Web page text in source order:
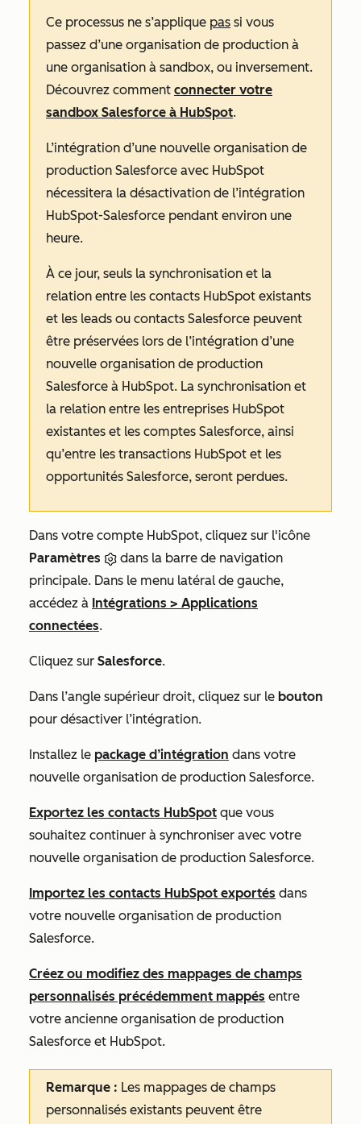
Ce processus ne s’applique pas si vous
passez d’une organisation de production à
une organisation à sandbox, ou inversement.
Découvrez comment connecter votre
sandbox Salesforce à HubSpot.
L’intégration d’une nouvelle organisation de
production Salesforce avec HubSpot
nécessitera la désactivation de l’intégration
HubSpot-Salesforce pendant environ une
heure.
À ce jour, seuls la synchronisation et la
relation entre les contacts HubSpot existants
et les leads ou contacts Salesforce peuvent
être préservées lors de l’intégration d’une
nouvelle organisation de production
Salesforce à HubSpot. La synchronisation et
la relation entre les entreprises HubSpot
existantes et les comptes Salesforce, ainsi
qu’entre les transactions HubSpot et les
opportunités Salesforce, seront perdues.
Dans votre compte HubSpot, cliquez sur l'icône
Paramètres
dans la barre de navigation
principale. Dans le menu latéral de gauche,
accédez à Intégrations > Applications
connectées.
Cliquez sur Salesforce.
Dans l’angle supérieur droit, cliquez sur le bouton
pour désactiver l’intégration.
Installez le package d’intégration dans votre
nouvelle organisation de production Salesforce.
Exportez les contacts HubSpot que vous
souhaitez continuer à synchroniser avec votre
nouvelle organisation de production Salesforce.
Importez les contacts HubSpot exportés dans
votre nouvelle organisation de production
Salesforce.
Créez ou modifiez des mappages de champs
personnalisés précédemment mappés entre
votre ancienne organisation de production
Salesforce et HubSpot.
Remarque : Les mappages de champs
personnalisés existants peuvent être